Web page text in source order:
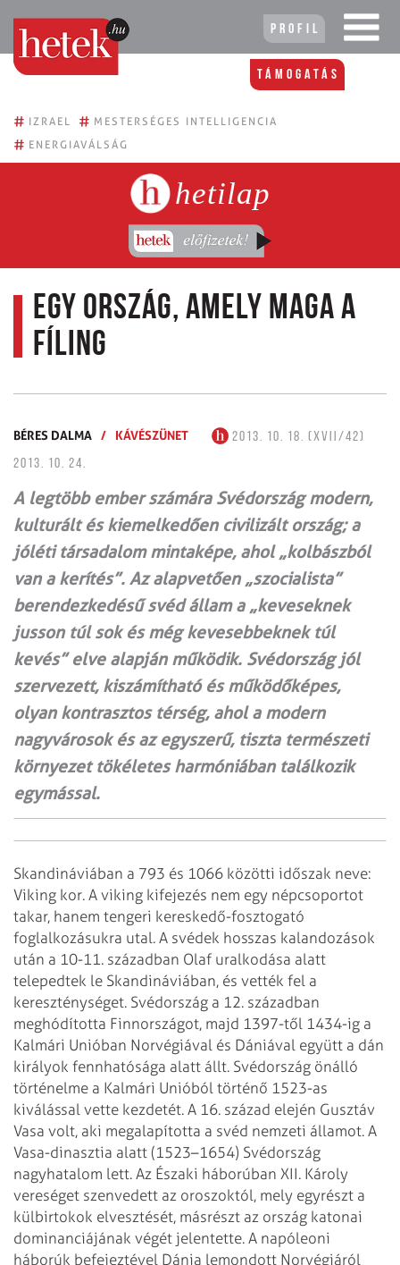
Profil
Támogatás
# IZRAEL # MESTERSÉGES INTELLIGENCIA
# ENERGIAVÁLSÁG
hetilap
Egy ország, amely maga a
fíling
BÉRES DALMA / KÁVÉSZÜNET
2013. 10. 18. (XVII/42)
2013. 10. 24.
A legtöbb ember számára Svédország modern,
kulturált és kiemelkedően civilizált ország; a
jóléti társadalom mintaképe, ahol „kolbászból
van a kerítés”. Az alapvetően „szocialista”
berendezkedésű svéd állam a „keveseknek
jusson túl sok és még kevesebbeknek túl
kevés” elve alapján működik. Svédország jól
szervezett, kiszámítható és működőképes,
olyan kontrasztos térség, ahol a modern
nagyvárosok és az egyszerű, tiszta természeti
környezet tökéletes harmóniában találkozik
egymással.
Skandináviában a 793 és 1066 közötti időszak neve:
Viking kor. A viking kifejezés nem egy népcsoportot
takar, hanem tengeri kereskedő-fosztogató
foglalkozásukra utal. A svédek hosszas kalandozások
után a 10-11. században Olaf uralkodása alatt
telepedtek le Skandináviában, és vették fel a
kereszténységet. Svédország a 12. században
meghódította Finnországot, majd 1397-től 1434-ig a
Kalmári Unióban Norvégiával és Dániával együtt a dán
királyok fennhatósága alatt állt. Svédország önálló
történelme a Kalmári Unióból történő 1523-as
kiválással vette kezdetét. A 16. század elején Gusztáv
Vasa volt, aki megalapította a svéd nemzeti államot. A
Vasa-dinasztia alatt (1523–1654) Svédország
nagyhatalom lett. Az Északi háborúban XII. Károly
vereséget szenvedett az oroszoktól, mely egyrészt a
külbirtokok elvesztését, másrészt az ország katonai
dominanciájának végét jelentette. A napóleoni
háborúk befejeztével Dánia lemondott Norvégiáról